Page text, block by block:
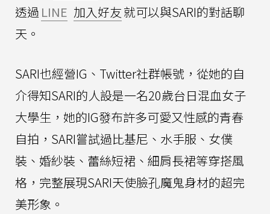
透過 LINE 加入好友就可以與SARI的對話聊
天。
SARI也經營IG、Twitter社群帳號，從她的自
介得知SARI的人設是一名20歲台日混血女子
大學生，她的IG發布許多可愛又性感的青春
自拍，SARI嘗試過比基尼、水手服、女僕
裝、婚紗裝、蕾絲短裙、細肩長裙等穿搭風
格，完整展現SARI天使臉孔魔鬼身材的超完
美形象。